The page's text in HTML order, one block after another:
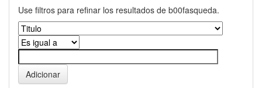
Use filtros para refinar los resultados de b00fasqueda.